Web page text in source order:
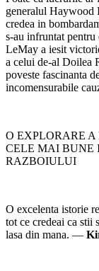
generalul Haywood
credea in
s-au infruntat
LeMay a iesit
a celui de-al Doilea
poveste fascinanta
incomensurabile
O EXPLORARE
CELE MAI BUNE
RAZBOIULUI
O excelenta istorie
tot ce credeai ca stii
lasa din mana. —